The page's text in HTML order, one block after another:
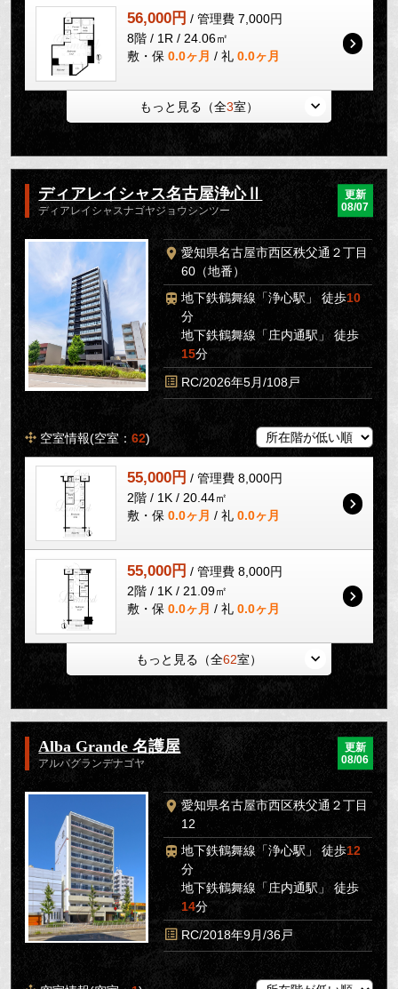
56,000円 / 管理費 7,000円
8階 / 1R / 24.06㎡
敷・保 0.0ヶ月 / 礼 0.0ヶ月
もっと見る（全3室）
ディアレイシャス名古屋浄心Ⅱ
ディアレイシャスナゴヤジョウシンツー
更新
08/07
愛知県名古屋市西区秩父通２丁目
60（地番）
地下鉄鶴舞線「浄心駅」 徒歩10
分
地下鉄鶴舞線「庄内通駅」 徒歩
15分
RC/2026年5月/108戸
空室情報(空室：62)
55,000円 / 管理費 8,000円
2階 / 1K / 20.44㎡
敷・保 0.0ヶ月 / 礼 0.0ヶ月
55,000円 / 管理費 8,000円
2階 / 1K / 21.09㎡
敷・保 0.0ヶ月 / 礼 0.0ヶ月
もっと見る（全62室）
Alba Grande 名護屋
アルバグランデナゴヤ
更新
08/06
愛知県名古屋市西区秩父通２丁目
12
地下鉄鶴舞線「浄心駅」 徒歩12
分
地下鉄鶴舞線「庄内通駅」 徒歩
14分
RC/2018年9月/36戸